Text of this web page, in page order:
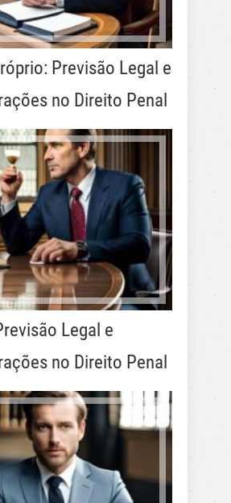
Previsão Legal e
no Direito Penal
Legal e
no Direito Penal